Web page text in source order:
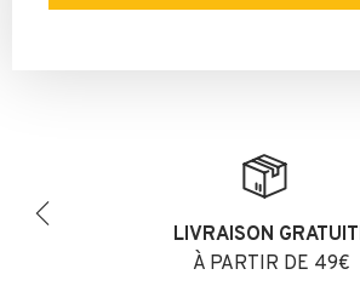
LIVRAISON
À PARTIR DE 49€